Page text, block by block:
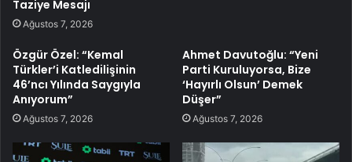
Taziye Mesajı
Ağustos 7, 2026
Özgür Özel: “Kemal
Türkler’i Katledilişinin
46’ncı Yılında Saygıyla
Anıyorum”
Ağustos 7, 2026
Ahmet Davutoğlu: “Yeni
Parti Kuruluyorsa, Bize
‘Hayırlı Olsun’ Demek
Düşer”
Ağustos 7, 2026